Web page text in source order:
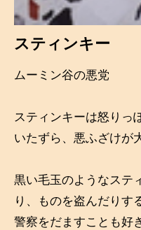
スティンキー
ムーミン谷の悪党
スティンキーは怒りっ
いたずら、悪ふざけが
黒い毛玉のようなステ
り、ものを盗んだりす
警察をだますことも好